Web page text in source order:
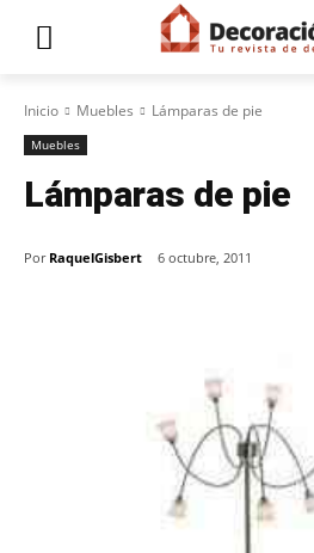
Inicio Muebles Lámparas de pie
Muebles
Lámparas de pie
Por RaquelGisbert 6 octubre, 2011